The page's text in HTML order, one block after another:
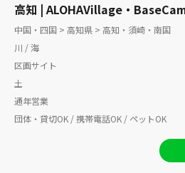
高知 | ALOHAVillage・
中国・四国 > 高知県 > 高知・須崎・南国
川 / 海
区画サイト
土
通年営業
団体・貸切OK / 携帯電話OK / ペットOK